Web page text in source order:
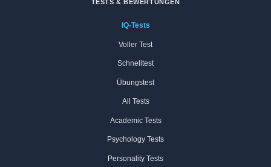
TESTS & BEWERTUNGEN
IQ-Tests
Voller Test
Schnelltest
Übungstest
All Tests
Academic Tests
Psychology Tests
Personality Tests